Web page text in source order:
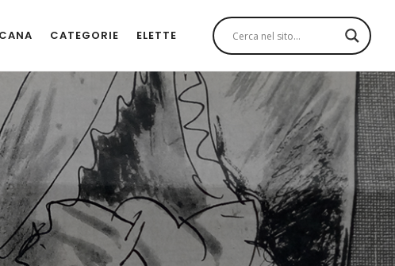
CATEGORIE ELETTE